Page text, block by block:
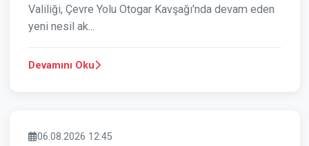
Valiliği, Çevre Yolu Otogar Kavşağı'nda devam eden
yeni nesil ak...
Devamını Oku
ASAYIŞ
06.08.2026 12:45